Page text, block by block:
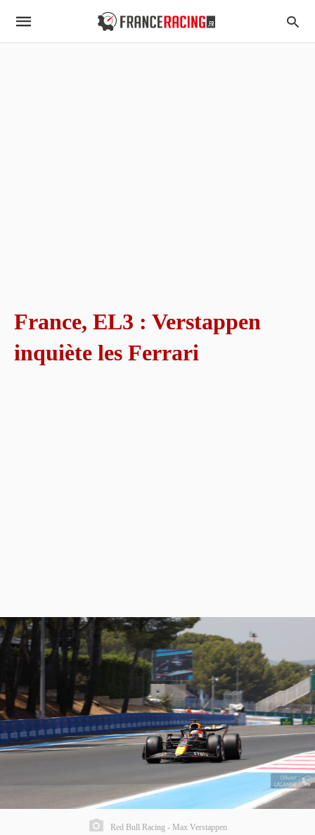
France, EL3 : Verstappen
inquiète les Ferrari
Red Bull Racing - Max Verstappen